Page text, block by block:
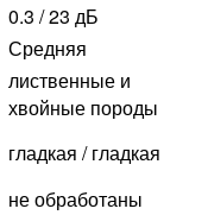
0.3 / 23 дБ
Средняя
лиственные и
хвойные породы
гладкая / гладкая
не обработаны